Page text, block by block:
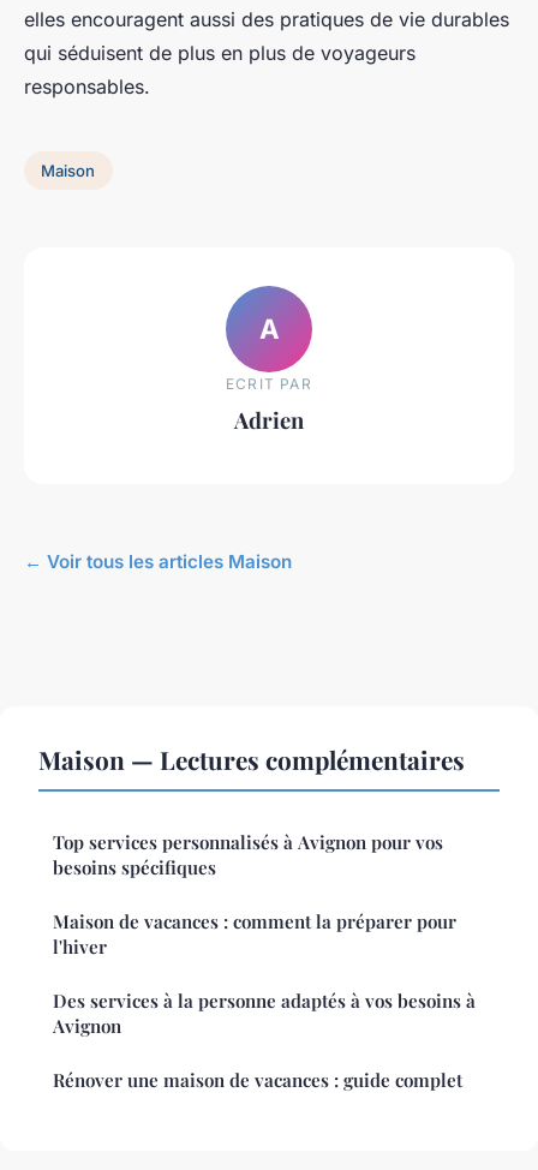
elles encouragent aussi des pratiques de vie durables
qui séduisent de plus en plus de voyageurs
responsables.
Maison
A
ECRIT PAR
Adrien
← Voir tous les articles Maison
Maison — Lectures complémentaires
Top services personnalisés à Avignon pour vos
besoins spécifiques
Maison de vacances : comment la préparer pour
l'hiver
Des services à la personne adaptés à vos besoins à
Avignon
Rénover une maison de vacances : guide complet